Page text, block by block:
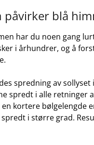
⁣blå
har du noen gang
i århundrer, og å
spredning av
spredt i ⁢alle retninger
kortere bølgelengde
i større grad.